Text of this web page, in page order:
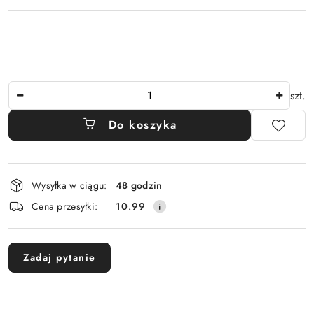
szt.
Do koszyka
Dostępność
i
dostawa
Wysyłka w ciągu:
48 godzin
Cena przesyłki:
10.99
Zadaj pytanie